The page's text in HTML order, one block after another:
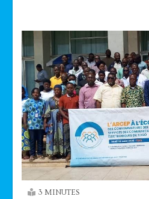
3 MINUTES